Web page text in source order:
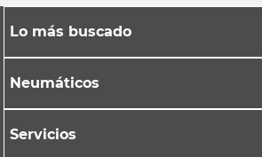
Lo más buscado
Neumáticos
Servicios